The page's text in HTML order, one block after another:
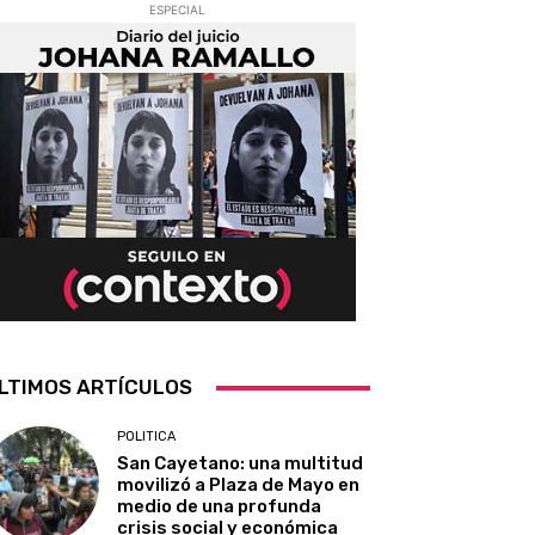
ESPECIAL
ARTÍCULOS
POLITICA
San Cayetano: una multitud
movilizó a Plaza de Mayo en
medio de una profunda
crisis social y económica